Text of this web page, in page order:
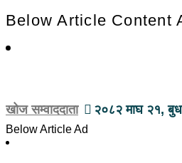
Below Article Content
खोज सम्वाददाता २०८२ माघ २१,
Below Article Ad